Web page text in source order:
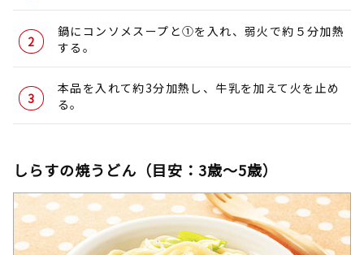
鍋にコンソメスープと①を入れ、弱火で約５分加熱
する。
本品を入れて約3分加熱し、牛乳を加えて火を止め
る。
しらすの焼うどん（目安：3歳～5歳）